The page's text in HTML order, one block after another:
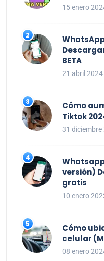
15 enero
BETA
21 abril 2024
Cómo
Tiktok
31 diciembre
versión)
gratis
10 enero
Cómo
celular
08 enero